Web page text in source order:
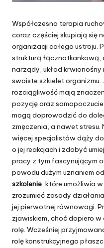
Współczesna terapia
coraz częściej skupiają się
organizacji całego ustroju.
strukturą
narządy, układ
swoiste szkielet organizmu.
rozciągliwość mają
pozycję oraz
mogą doprowadzić do
zmęczenia, a nawet stresu.
więcej specjalistów dąży
o jej reakcjach i zdobyć
pracy z tym fascynującym
powodu dużym uznaniem
szkolenie, które umożliwia
zrozumieć zasady
jej pierwotnej równowagi.
zjawiskiem, choć dopiero w
rolę. Wcześniej
rolę konstrukcyjnego